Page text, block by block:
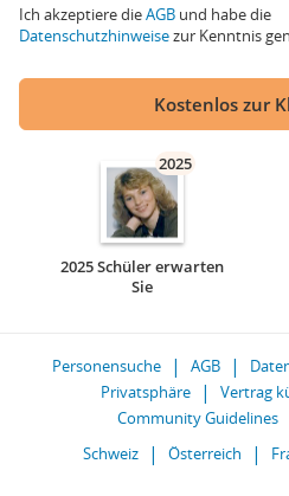
Ich akzeptiere dieAGB und habe die
Datenschutzhinweisezur Kenntnis
Kostenlos zur
2025
2025 Schüler erwarten
Sie
Personensuche AGB
Privatsphäre
Vertrag
Community Guidelines
Schweiz
Österreich